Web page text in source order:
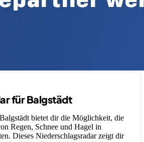
für Balgstädt
bietet dir die Möglichkeit, die
Regen, Schnee und Hagel in
Dieses Niederschlagsradar zeigt dir